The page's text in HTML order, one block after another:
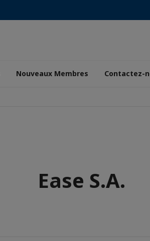
Nouveaux Membres Contactez-
Ease S.A.